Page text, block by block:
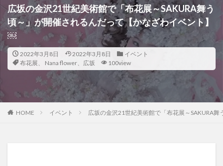
広坂の金沢21世紀美術館で「布花展～SAKURA舞う
頃～」が開催されるんだって【かなざわイベント】
￼
2022年3月8日 2022年3月8日
イベント
布花展、 Nana flower、広坂
100view
HOME イベント 広坂の金沢21世紀美術館で「布花展～SAKURA